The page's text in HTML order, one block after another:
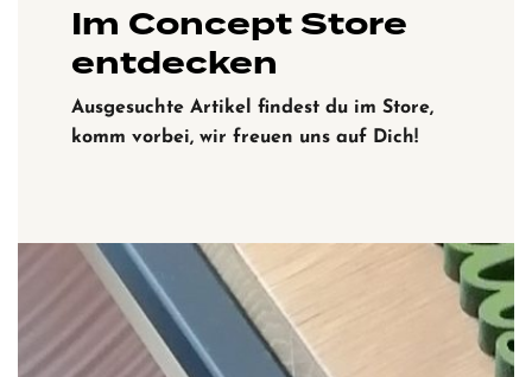
Im Concept Store
entdecken
Ausgesuchte Artikel findest du im Store,
komm vorbei, wir freuen uns auf Dich!